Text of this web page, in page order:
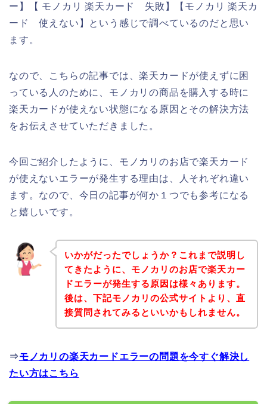
ー】【 モノカリ 楽天カード 失敗】【モノカリ 楽天カ
ード 使えない】という感じで調べているのだと思い
ます。
なので、こちらの記事では、楽天カードが使えずに困
っている人のために、モノカリの商品を購入する時に
楽天カードが使えない状態になる原因とその解決方法
をお伝えさせていただきました。
今回ご紹介したように、モノカリのお店で楽天カード
が使えないエラーが発生する理由は、人それぞれ違い
ます。なので、今日の記事が何か１つでも参考になる
と嬉しいです。
いかがだったでしょうか？これまで説明し
てきたように、モノカリのお店で楽天カー
ドエラーが発生する原因は様々あります。
後は、下記モノカリの公式サイトより、直
接質問されてみるといいかもしれません。
⇒モノカリの楽天カードエラーの問題を今すぐ解決し
たい方はこちら